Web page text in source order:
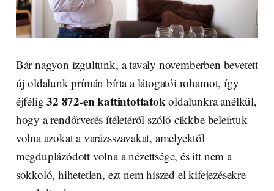
Bár nagyon izgultunk, a tavaly novemberben bevetett
új oldalunk prímán bírta a látogatói rohamot, így
éjfélig32 872-en kattintottatokoldalunkra anélkül,
hogy a rendőrverés ítéletéről szóló cikkbe beleírtuk
volna azokat a varázsszavakat, amelyektől
megduplázódott volna a nézettsége, és itt nem a
sokkoló, hihetetlen, ezt nem hiszed el kifejezésekre